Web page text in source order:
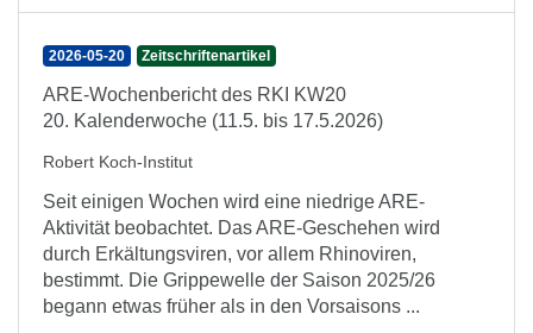
2026-05-20 Zeitschriftenartikel
ARE-Wochenbericht des RKI KW20
20. Kalenderwoche (11.5. bis 17.5.2026)
Robert Koch-Institut
Seit einigen Wochen wird eine niedrige ARE-
Aktivität beobachtet. Das ARE-Geschehen wird
durch Erkältungsviren, vor allem Rhinoviren,
bestimmt. Die Grippewelle der Saison 2025/26
begann etwas früher als in den Vorsaisons ...